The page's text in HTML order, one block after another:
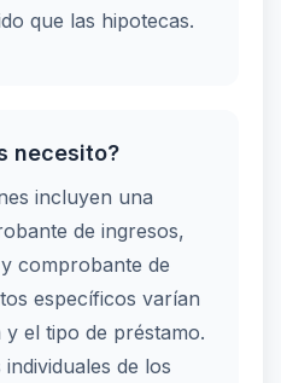
que las hipotecas.
necesito?
incluyen una
de ingresos,
comprobante de
específicos varían
el tipo de préstamo.
de los